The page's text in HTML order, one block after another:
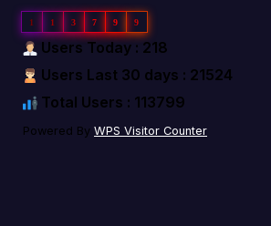
1 1 3 7 9 9
Users Today : 218
Users Last 30 days : 21524
Total Users : 113799
Powered By WPS Visitor Counter